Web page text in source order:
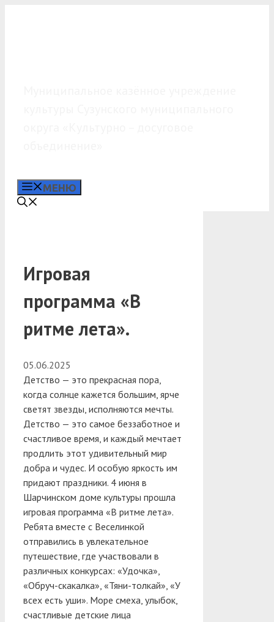
МЕНЮ
Игровая
программа «В
ритме лета».
05.06.2025
Детство — это прекрасная пора,
когда солнце кажется большим, ярче
светят звезды, исполняются мечты.
Детство — это самое беззаботное и
счастливое время, и каждый мечтает
продлить этот удивительный мир
добра и чудес. И особую яркость им
придают праздники. 4 июня в
Шарчинском доме культуры прошла
игровая программа «В ритме лета».
Ребята вместе с Веселинкой
отправились в увлекательное
путешествие, где участвовали в
различных конкурсах: «Удочка»,
«Обруч-скакалка», «Тяни-толкай», «У
всех есть уши». Море смеха, улыбок,
счастливые детские лица